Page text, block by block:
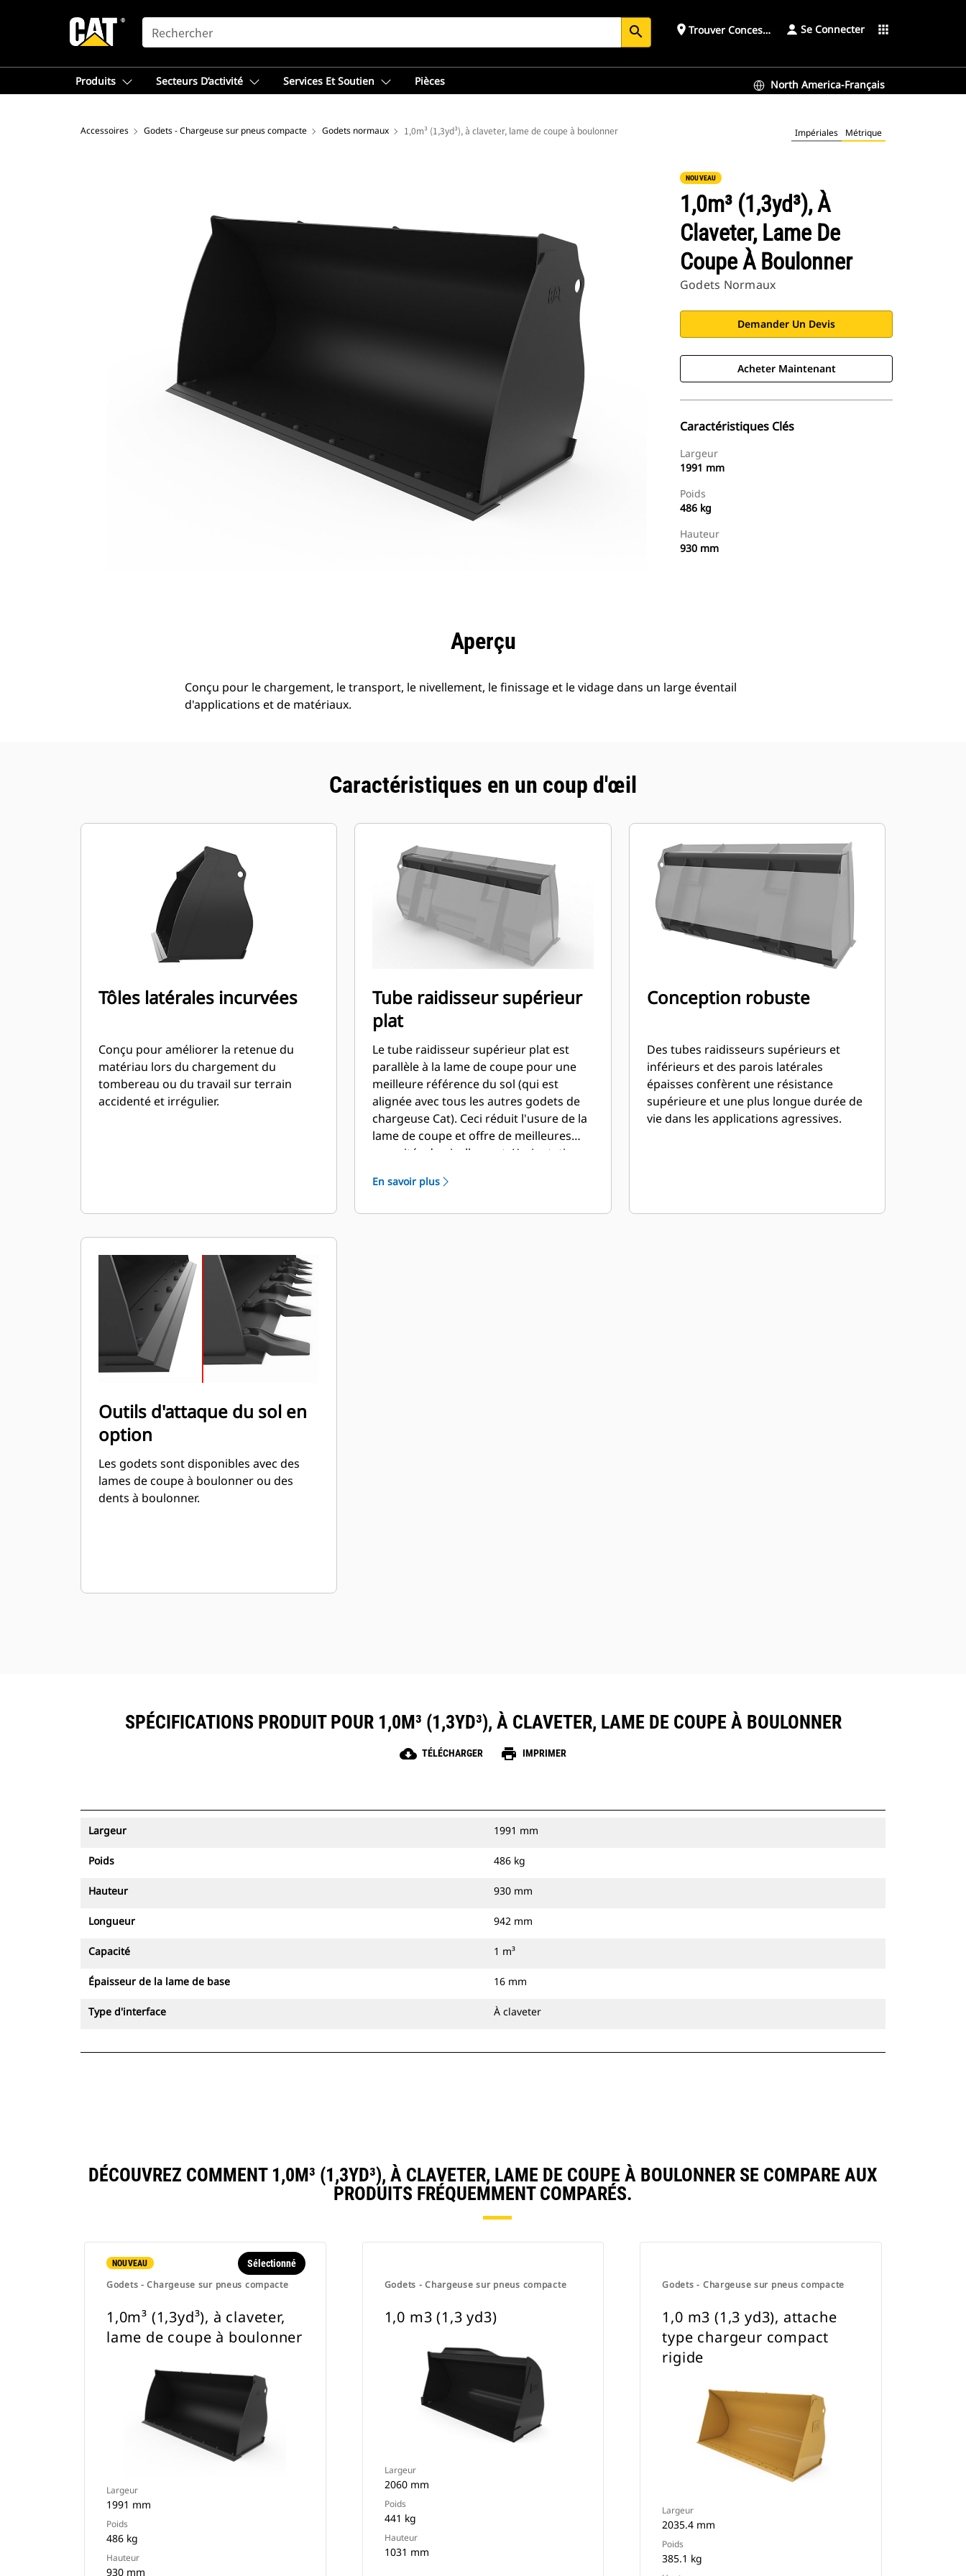
SEARCH search place Trouver ConcessionnaireSe Connecter apps
Produits Secteurs D’activité Services Et Soutien Pièces North America-Français
Accessoires Godets - Chargeuse sur pneus compacte Godets normaux 1,0m³ (1,3yd³), à claveter, lame de coupe à boulonner Impériales Métrique
NOUVEAU
1,0m³ (1,3yd³), À
Claveter, Lame De
Coupe À Boulonner
Godets Normaux
Demander Un Devis
Acheter Maintenant
Caractéristiques Clés
Largeur
1991 mm
Poids
486 kg
Hauteur
930 mm
Aperçu
Conçu pour le chargement, le transport, le nivellement, le finissage et le vidage dans un large éventail
d'applications et de matériaux.
Caractéristiques en un coup d'œil
Tôles latérales incurvées
Conçu pour améliorer la retenue du
matériau lors du chargement du
tombereau ou du travail sur terrain
accidenté et irrégulier.
Tube raidisseur supérieur
plat
Le tube raidisseur supérieur plat est
parallèle à la lame de coupe pour une
meilleure référence du sol (qui est
alignée avec tous les autres godets de
chargeuse Cat). Ceci réduit l'usure de la
lame de coupe et offre de meilleures
capacités de nivellement. L'orientation
plus faciles à évaluer depuis la cabine.
En savoir plus
Conception robuste
Des tubes raidisseurs supérieurs et
inférieurs et des parois latérales
épaisses confèrent une résistance
supérieure et une plus longue durée de
vie dans les applications agressives.
Outils d'attaque du sol en
option
Les godets sont disponibles avec des
lames de coupe à boulonner ou des
dents à boulonner.
SPÉCIFICATIONS PRODUIT POUR 1,0M³ (1,3YD³), À CLAVETER, LAME DE COUPE À BOULONNER
cloud_download TÉLÉCHARGER print IMPRIMER
Largeur 1991 mm
Poids 486 kg
Hauteur 930 mm
Longueur 942 mm
Capacité 1 m³
Épaisseur de la lame de base 16 mm
Type d'interface À claveter
DÉCOUVREZ COMMENT 1,0M³ (1,3YD³), À CLAVETER, LAME DE COUPE À BOULONNER SE COMPARE AUX
PRODUITS FRÉQUEMMENT COMPARÉS.
NOUVEAU
Godets - Chargeuse sur pneus compacte
Sélectionné
1,0m³ (1,3yd³), à claveter,
lame de coupe à boulonner
Largeur
1991 mm
Poids
486 kg
Hauteur
930 mm
Godets - Chargeuse sur pneus compacte
1,0 m3 (1,3 yd3)
Largeur
2060 mm
Poids
441 kg
Hauteur
1031 mm
Godets - Chargeuse sur pneus compacte
1,0 m3 (1,3 yd3), attache
type chargeur compact
rigide
Largeur
2035.4 mm
Poids
385.1 kg